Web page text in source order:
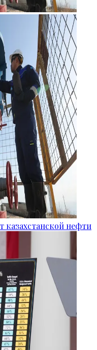
казахстанской нефти